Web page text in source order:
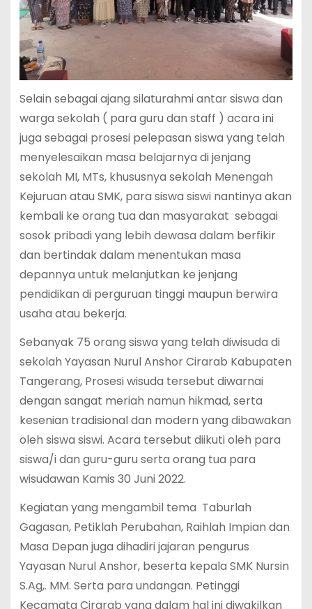
Selain sebagai ajang silaturahmi antar siswa dan
warga sekolah ( para guru dan staff ) acara ini
juga sebagai prosesi pelepasan siswa yang telah
menyelesaikan masa belajarnya di jenjang
sekolah MI, MTs, khususnya sekolah Menengah
Kejuruan atau SMK, para siswa siswi nantinya akan
kembali ke orang tua dan masyarakat sebagai
sosok pribadi yang lebih dewasa dalam berfikir
dan bertindak dalam menentukan masa
depannya untuk melanjutkan ke jenjang
pendidikan di perguruan tinggi maupun berwira
usaha atau bekerja.
Sebanyak 75 orang siswa yang telah diwisuda di
sekolah Yayasan Nurul Anshor Cirarab Kabupaten
Tangerang, Prosesi wisuda tersebut diwarnai
dengan sangat meriah namun hikmad, serta
kesenian tradisional dan modern yang dibawakan
oleh siswa siswi. Acara tersebut diikuti oleh para
siswa/i dan guru-guru serta orang tua para
wisudawan Kamis 30 Juni 2022.
Kegiatan yang mengambil tema Taburlah
Gagasan, Petiklah Perubahan, Raihlah Impian dan
Masa Depan juga dihadiri jajaran pengurus
Yayasan Nurul Anshor, beserta kepala SMK Nursin
S.Ag,. MM. Serta para undangan. Petinggi
Kecamata Cirarab yang dalam hal ini diwakilkan